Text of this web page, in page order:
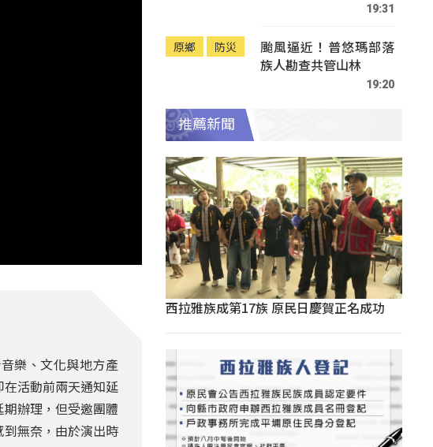
樂、文化與地方產
活動前兩天通知延
辦理，但受邀團體
無奈，由於演出時
19:31
原鄉 防災
颱風逼近！普悠瑪部落
族人勘查共管山林
19:20
推薦新聞
西拉雅族成第17族 原民日慶賀正名成功